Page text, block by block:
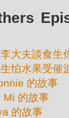
大夫談食生
怕水果受催
的故事
Mi 的故事
的故事